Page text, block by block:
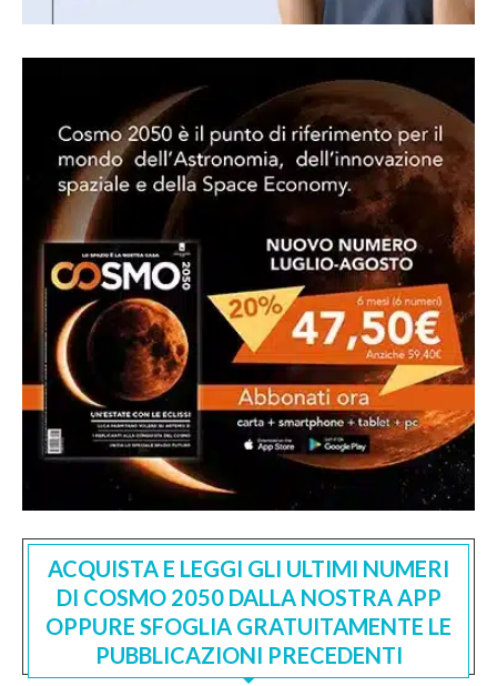
ACQUISTA E LEGGI GLI ULTIMI NUMERI
DI COSMO 2050 DALLA NOSTRA APP
OPPURE SFOGLIA GRATUITAMENTE LE
PUBBLICAZIONI PRECEDENTI